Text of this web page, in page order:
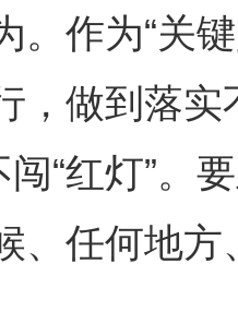
。作为“关
，做到落
闯“红灯”。
、任何地